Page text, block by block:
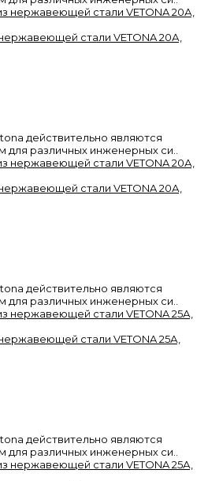
стали VETONA 20А,
действительно являются
различных инженерных си..
стали VETONA 20А,
действительно являются
различных инженерных си..
стали VETONA 25А,
действительно являются
различных инженерных си..